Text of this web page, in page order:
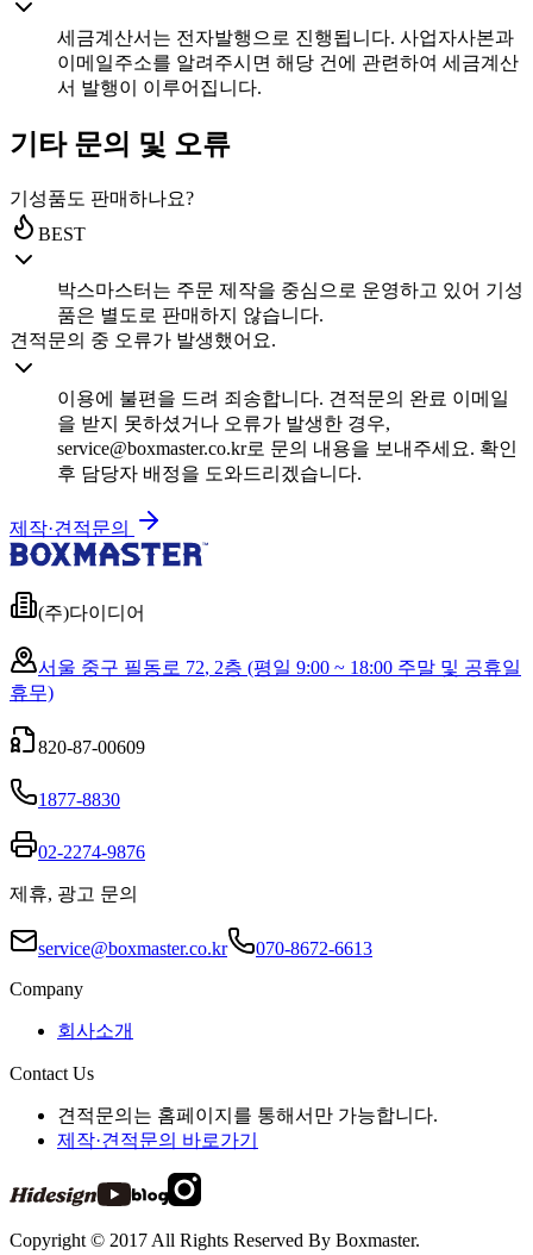
세금계산서는 전자발행으로 진행됩니다. 사업자사본과
이메일주소를 알려주시면 해당 건에 관련하여 세금계산
서 발행이 이루어집니다.
기타 문의 및 오류
기성품도 판매하나요?
BEST
박스마스터는 주문 제작을 중심으로 운영하고 있어 기성
품은 별도로 판매하지 않습니다.
견적문의 중 오류가 발생했어요.
이용에 불편을 드려 죄송합니다. 견적문의 완료 이메일
을 받지 못하셨거나 오류가 발생한 경우,
service@boxmaster.co.kr로 문의 내용을 보내주세요. 확인
후 담당자 배정을 도와드리겠습니다.
제작·견적문의
(주)다이디어
서울 중구 필동로 72, 2층 (평일 9:00 ~ 18:00 주말 및 공휴일
휴무)
820-87-00609
1877-8830
02-2274-9876
제휴, 광고 문의
service@boxmaster.co.kr
070-8672-6613
Company
회사소개
Contact Us
견적문의는 홈페이지를 통해서만 가능합니다.
제작·견적문의 바로가기
Copyright © 2017 All Rights Reserved By Boxmaster.